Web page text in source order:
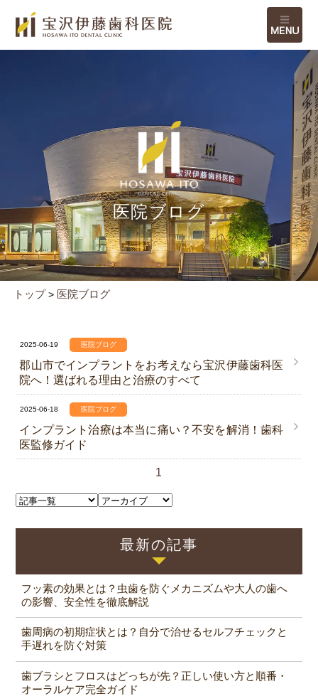
医院ブログ
トップ > 医院ブログ
2025-06-19 医院ブログ
郡山市でインプラントをお考えなら宝沢伊藤歯科医
院へ！選ばれる理由と治療のすべて
2025-06-18 医院ブログ
インプラント治療は本当に痛い？不安を解消！歯科
医監修ガイド
1
最新の記事
フッ素の効果とは？虫歯を防ぐメカニズムや大人の歯へ
の影響、安全性を徹底解説
歯周病の初期症状とは？自分で治せるセルフチェックと
手遅れを防ぐ対策
歯ブラシとフロスはどっちが先？正しい使い方と順番・
オーラルケア完全ガイド